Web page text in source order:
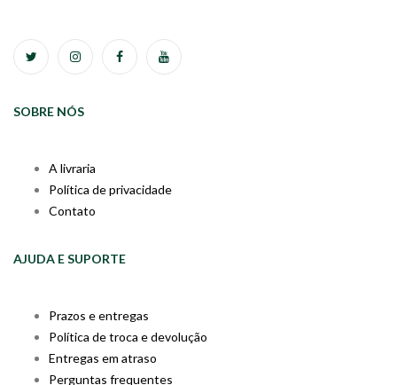
SOBRE NÓS
A livraria
Política de privacidade
Contato
AJUDA E SUPORTE
Prazos e entregas
Política de troca e devolução
Entregas em atraso
Perguntas frequentes